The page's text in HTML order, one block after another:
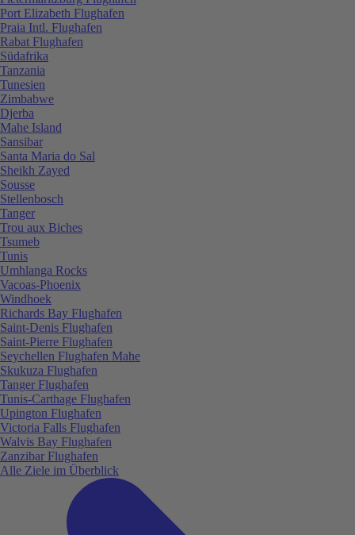
Port Elizabeth Flughafen
Praia Intl. Flughafen
Rabat Flughafen
Südafrika
Tanzania
Tunesien
Zimbabwe
Djerba
Mahe Island
Sansibar
Santa Maria do Sal
Sheikh Zayed
Sousse
Stellenbosch
Tanger
Trou aux Biches
Tsumeb
Tunis
Umhlanga Rocks
Vacoas-Phoenix
Windhoek
Richards Bay Flughafen
Saint-Denis Flughafen
Saint-Pierre Flughafen
Seychellen Flughafen Mahe
Skukuza Flughafen
Tanger Flughafen
Tunis-Carthage Flughafen
Upington Flughafen
Victoria Falls Flughafen
Walvis Bay Flughafen
Zanzibar Flughafen
Alle Ziele im Überblick